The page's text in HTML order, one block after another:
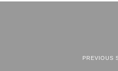
PREVIOUS